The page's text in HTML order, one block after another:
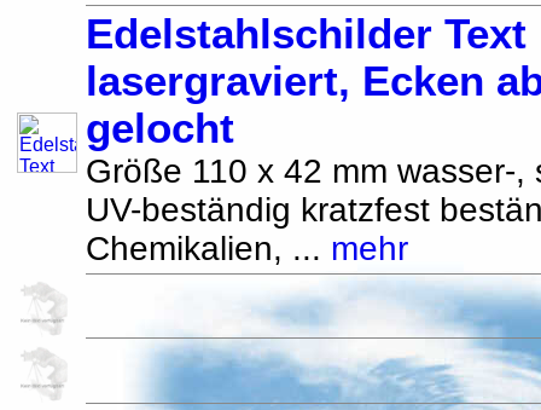
Edelstahlschilder
lasergraviert, Ecken
gelocht
Größe 110 x 42 mm wasser-,
UV-beständig kratzfest
Chemikalien, ... mehr